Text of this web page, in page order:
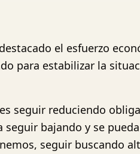
el esfuerzo
para estabilizar la
seguir reduciendo
bajando y se
seguir buscando